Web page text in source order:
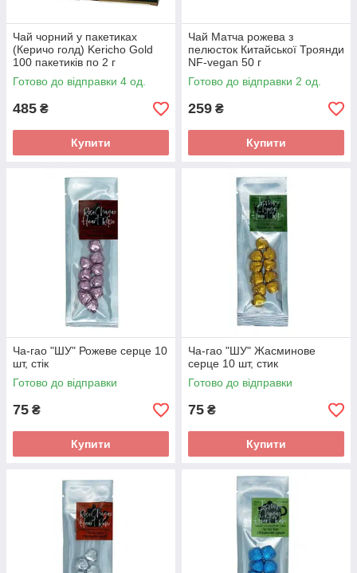
Чай чорний у пакетиках
(Керичо голд) Kericho Gold
100 пакетиків по 2 г
Готово до відправки 4 од.
485 ₴
Купити
Чай Матча рожева з
пелюсток Китайської Троянди
NF-vegan 50 г
Готово до відправки 2 од.
259 ₴
Купити
Ча-гао "ШУ" Рожеве серце 10
шт, стік
Готово до відправки
75 ₴
Купити
Ча-гао "ШУ" Жасминове
серце 10 шт, стик
Готово до відправки
75 ₴
Купити